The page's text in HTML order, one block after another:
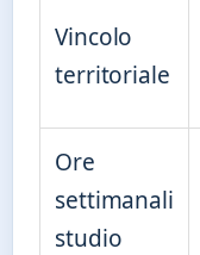
Vincolo
territoriale
Ore
settimanali
studio